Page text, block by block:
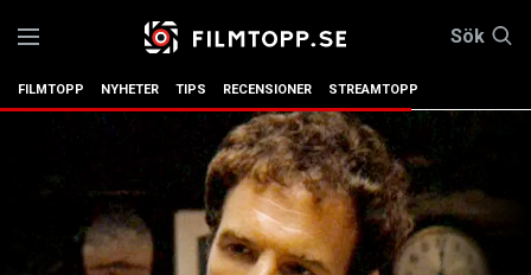
Sök
FILMTOPP NYHETER TIPS RECENSIONER STREAMTOPP